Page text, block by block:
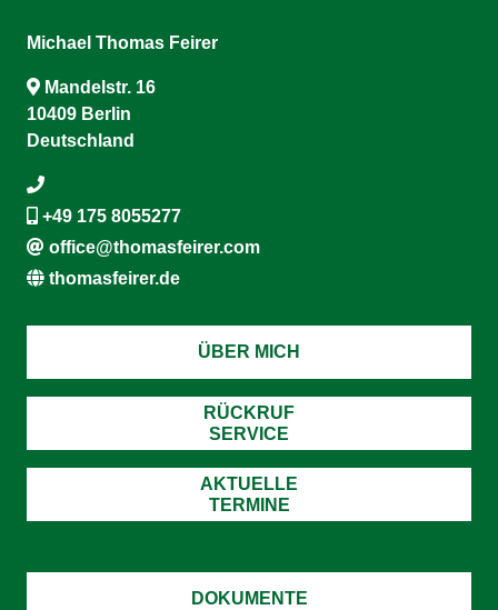
Michael Thomas Feirer
Mandelstr. 16
10409 Berlin
Deutschland
+49 175 8055277
office@thomasfeirer.com
thomasfeirer.de
ÜBER MICH
RÜCKRUF
SERVICE
AKTUELLE
TERMINE
DOKUMENTE